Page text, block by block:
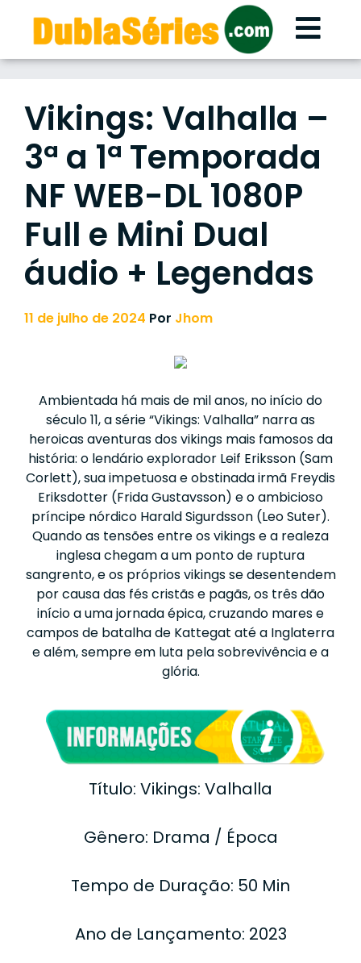
content
Vikings: Valhalla –
3ª a 1ª Temporada
NF WEB-DL 1080P
Full e Mini Dual
áudio + Legendas
11 de julho de 2024 Por Jhom
Ambientada há mais de mil anos, no início do
século 11, a série “Vikings: Valhalla” narra as
heroicas aventuras dos vikings mais famosos da
história: o lendário explorador Leif Eriksson (Sam
Corlett), sua impetuosa e obstinada irmã Freydis
Eriksdotter (Frida Gustavsson) e o ambicioso
príncipe nórdico Harald Sigurdsson (Leo Suter).
Quando as tensões entre os vikings e a realeza
inglesa chegam a um ponto de ruptura
sangrento, e os próprios vikings se desentendem
por causa das fés cristãs e pagãs, os três dão
início a uma jornada épica, cruzando mares e
campos de batalha de Kattegat até a Inglaterra
e além, sempre em luta pela sobrevivência e a
glória.
Título: Vikings: Valhalla
Gênero: Drama / Época
Tempo de Duração: 50 Min
Ano de Lançamento: 2023